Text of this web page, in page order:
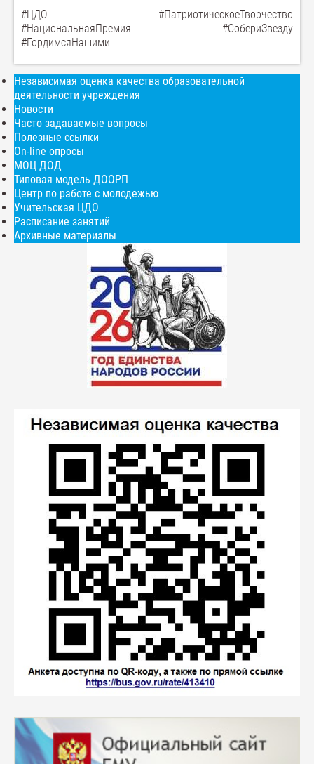
#ЦДО #ПатриотическоеТворчество
#НациональнаяПремия #СобериЗвезду
#ГордимсяНашими
Независимая оценка качества образовательной
деятельности учреждения
Новости
Часто задаваемые вопросы
Полезные ссылки
On-line опросы
МОЦ ДОД
Типовая модель ДООРП
Центр по работе с молодежью
Учительская ЦДО
Расписание занятий
Архивные материалы